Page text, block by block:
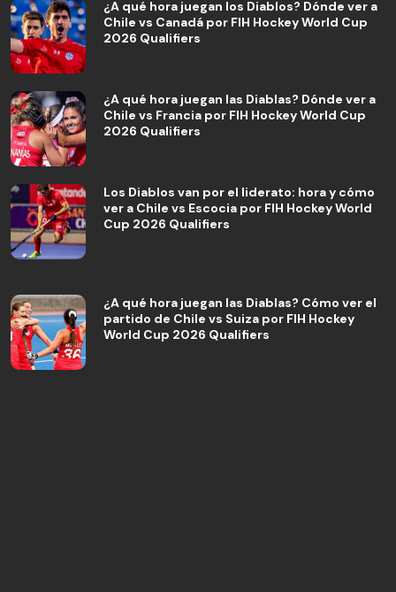
¿A qué hora juegan los Diablos? Dónde ver a
Chile vs Canadá por FIH Hockey World Cup
2026 Qualifiers
¿A qué hora juegan las Diablas? Dónde ver a
Chile vs Francia por FIH Hockey World Cup
2026 Qualifiers
Los Diablos van por el liderato: hora y cómo
ver a Chile vs Escocia por FIH Hockey World
Cup 2026 Qualifiers
¿A qué hora juegan las Diablas? Cómo ver el
partido de Chile vs Suiza por FIH Hockey
World Cup 2026 Qualifiers